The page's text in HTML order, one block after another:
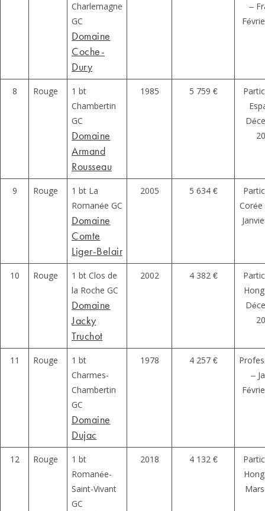
Charlemagne
GC
Domaine
Coche-
Dury
–
8 Rouge
1 bt
Chambertin
GC
Domaine
Armand
Rousseau
1985 5 759 €
9 Rouge
1 bt La
Romanée GC
Domaine
Comte
Liger-Belair
2005 5 634 €
Corée
10 Rouge
1 bt Clos de
la Roche GC
Domaine
Jacky
Truchot
2002 4 382 €
11 Rouge
1 bt
Charmes-
Chambertin
GC
Domaine
Dujac
1978 4 257 €
–
12 Rouge
1 bt
Romanée-
Saint-Vivant
GC
2018 4 132 €